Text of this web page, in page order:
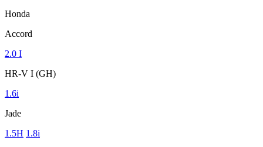
Honda
Accord
2.0 I
HR-V I (GH)
1.6i
Jade
1.5H 1.8i